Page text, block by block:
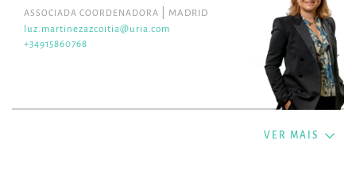
ASSOCIADA COORDENADORA
MADRID
luz.martinezazcoitia@uria.com
+34915860768
VER MAIS